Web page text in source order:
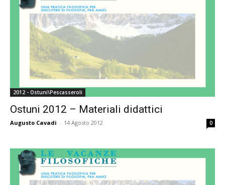
2012 - Ostuni\Pescasseroli
Ostuni 2012 – Materiali didattici
Augusto Cavadi - 14 Agosto 2012 0